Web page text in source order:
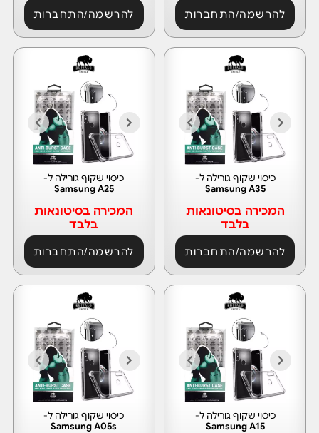
להרשמה/התחברות להרשמה/התחברות
כיסוי שקוף גורילה ל-
Samsung A35
המכירה בסיטונאות
בלבד
להרשמה/התחברות
כיסוי שקוף גורילה ל-
Samsung A25
המכירה בסיטונאות
בלבד
להרשמה/התחברות
כיסוי שקוף גורילה ל-
Samsung A15
כיסוי שקוף גורילה ל-
Samsung A05s